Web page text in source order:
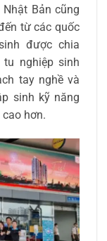
Bản cũng
từ các quốc
được chia
nghiệp sinh
tay nghề và
sinh kỹ năng
hơn.